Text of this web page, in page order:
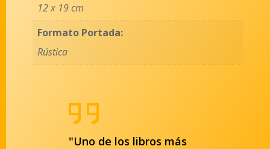
12 x 19 cm
Formato Portada:
Rústica
"Uno de los libros más